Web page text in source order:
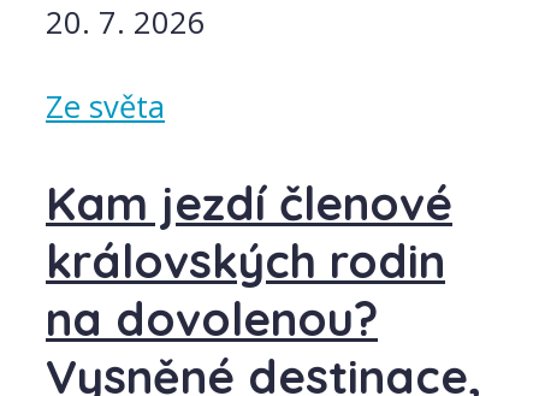
20. 7. 2026
Ze světa
Kam jezdí členové
královských rodin
na dovolenou?
Vysněné destinace,